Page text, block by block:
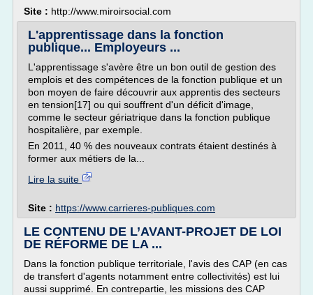
Site : http://www.miroirsocial.com
L'apprentissage dans la fonction
publique... Employeurs ...
L'apprentissage s'avère être un bon outil de gestion des
emplois et des compétences de la fonction publique et un
bon moyen de faire découvrir aux apprentis des secteurs
en tension[17] ou qui souffrent d'un déficit d'image,
comme le secteur gériatrique dans la fonction publique
hospitalière, par exemple.
En 2011, 40 % des nouveaux contrats étaient destinés à
former aux métiers de la...
Lire la suite
Site : https://www.carrieres-publiques.com
LE CONTENU DE L’AVANT-PROJET DE LOI
DE RÉFORME DE LA ...
Dans la fonction publique territoriale, l'avis des CAP (en cas
de transfert d'agents notamment entre collectivités) est lui
aussi supprimé. En contrepartie, les missions des CAP